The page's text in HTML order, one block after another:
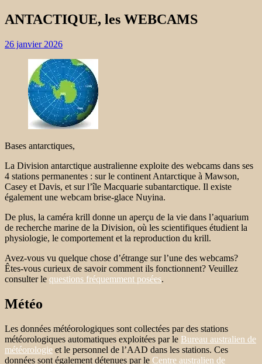
ANTACTIQUE, les WEBCAMS
26 janvier 2026
Bases antarctiques,
La Division antarctique australienne exploite des webcams dans ses
4 stations permanentes : sur le continent Antarctique à Mawson,
Casey et Davis, et sur l’île Macquarie subantarctique. Il existe
également une webcam brise-glace Nuyina.
De plus, la caméra krill donne un aperçu de la vie dans l’aquarium
de recherche marine de la Division, où les scientifiques étudient la
physiologie, le comportement et la reproduction du krill.
Avez-vous vu quelque chose d’étrange sur l’une des webcams?
Êtes-vous curieux de savoir comment ils fonctionnent? Veuillez
consulter le questions fréquemment posées.
Météo
Les données météorologiques sont collectées par des stations
météorologiques automatiques exploitées par le Bureau australien de
météorologie et le personnel de l’AAD dans les stations. Ces
données sont également détenues par le Centre australien de